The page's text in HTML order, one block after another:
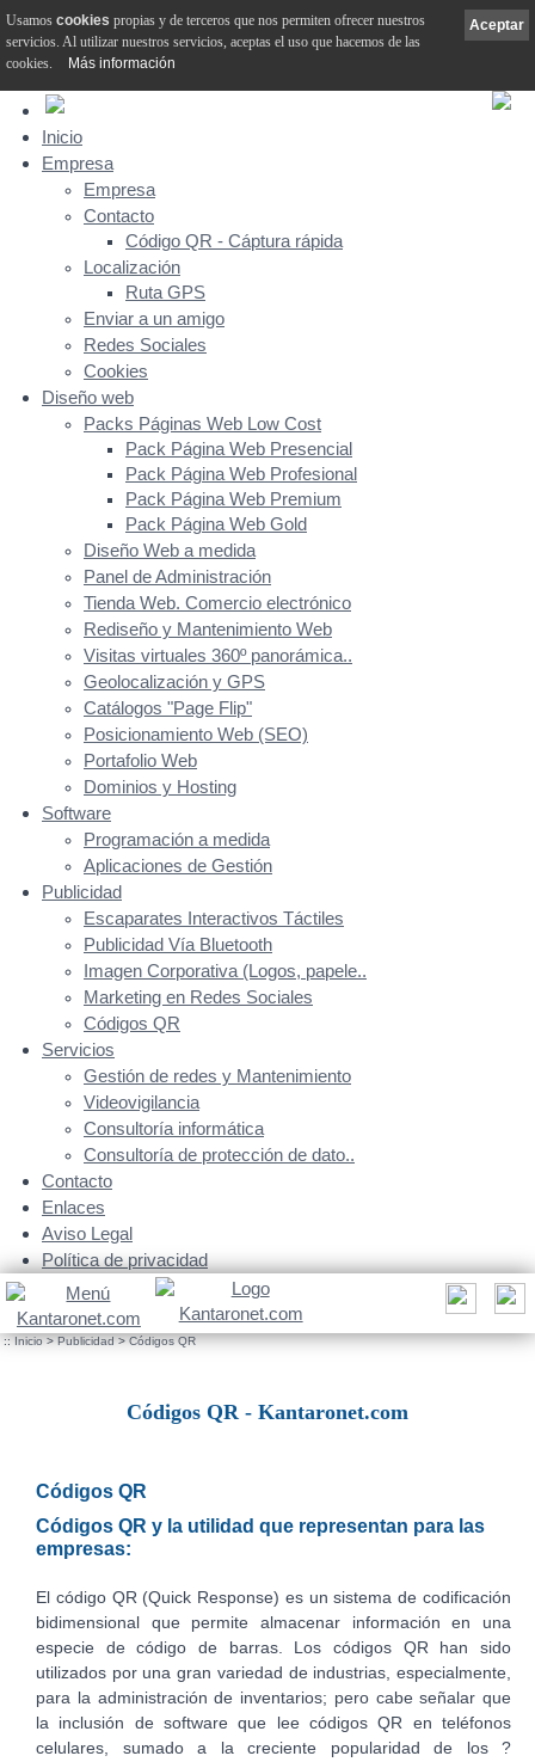
Inicio
Empresa
Empresa
Contacto
Código QR - Cáptura rápida
Localización
Ruta GPS
Enviar a un amigo
Redes Sociales
Cookies
Diseño web
Packs Páginas Web Low Cost
Pack Página Web Presencial
Pack Página Web Profesional
Pack Página Web Premium
Pack Página Web Gold
Diseño Web a medida
Panel de Administración
Tienda Web. Comercio electrónico
Rediseño y Mantenimiento Web
Visitas virtuales 360º panorámica..
Geolocalización y GPS
Catálogos "Page Flip"
Posicionamiento Web (SEO)
Portafolio Web
Dominios y Hosting
Software
Programación a medida
Aplicaciones de Gestión
Publicidad
Escaparates Interactivos Táctiles
Publicidad Vía Bluetooth
Imagen Corporativa (Logos, papele..
Marketing en Redes Sociales
Códigos QR
Servicios
Gestión de redes y Mantenimiento
Videovigilancia
Consultoría informática
Consultoría de protección de dato..
Contacto
Enlaces
Aviso Legal
Política de privacidad
:: Inicio>Publicidad>Códigos QR
Códigos QR - Kantaronet.com
Códigos QR
Códigos QR y la utilidad que representan para las
empresas:
El código QR (Quick Response) es un sistema de codificación
bidimensional que permite almacenar información en una
especie de código de barras. Los códigos QR han sido
utilizados por una gran variedad de industrias, especialmente,
para la administración de inventarios; pero cabe señalar que
la inclusión de software que lee códigos QR en teléfonos
celulares, sumado a la creciente popularidad de los ?
Aceptar
Usamos cookies propias y de terceros que nos permiten ofrecer nuestros
servicios. Al utilizar nuestros servicios, aceptas el uso que hacemos de las
cookies.
Más información